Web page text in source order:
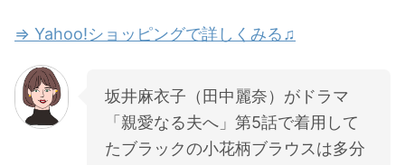
⇒ Yahoo!ショッピングで詳しくみる♫
坂井麻衣子（田中麗奈）がドラマ
「親愛なる夫へ」第5話で着用して
たブラックの小花柄ブラウスは多分